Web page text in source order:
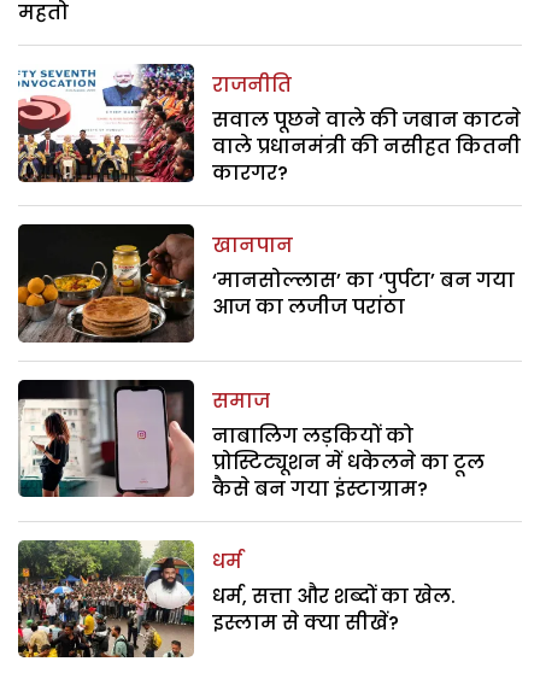
महतो
राजनीति
सवाल पूछने वाले की जबान काटने
वाले प्रधानमंत्री की नसीहत कितनी
कारगर?
खानपान
‘मानसोल्लास’ का ‘पुर्पटा’ बन गया
आज का लजीज परांठा
समाज
नाबालिग लड़कियों को
प्रोस्टिट्यूशन में धकेलने का टूल
कैसे बन गया इंस्टाग्राम?
धर्म
धर्म, सत्ता और शब्दों का खेल.
इस्लाम से क्या सीखें?